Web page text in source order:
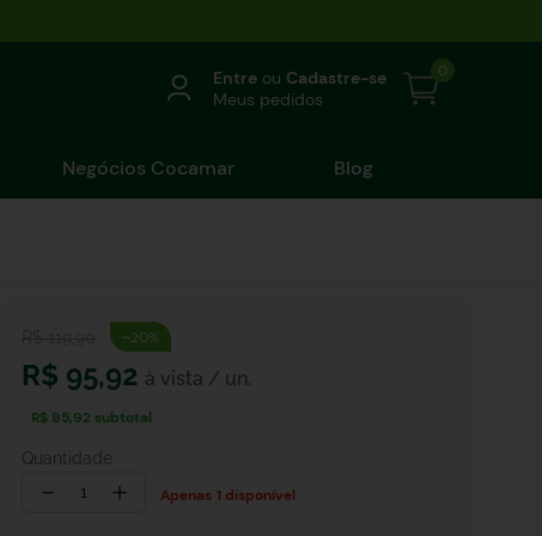
Entre ou Cadastre-se
Meus pedidos
0
Negócios Cocamar Blog
-20%
R$ 95,92
R$ 95,92 subtotal
Quantidade
＋
－ 1 disponível